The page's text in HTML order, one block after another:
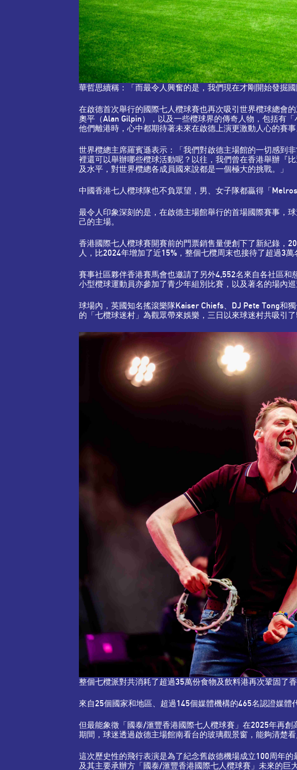
華哲思續稱：「而最令人興奮的是，我們現在才剛開始發掘
在啟德首次舉行的國際七人欖球賽也再次吸引世界欖球總會
奧平（Alan Gilpin），以及一些欖球界的傳奇人物，包括有
他們離港時，心中都期待著未來在啟德上演更激動人心的賽事
世界欖總主席羅賓遜表示：「我們對啟德主場館的一切感到
裡還可以舉辦哪些欖球活動呢？以往，我們曾在香港舉辦『
及水平，對世界欖總各成員國來說都是一個極大的挑戰。」
中國香港七人欖球隊也不負眾望，男、女子隊都贏得「
最令人印象深刻的是，在啟德主場館舉行的首場國際賽事，
己的主場。
香港國際七人欖球賽開賽前的門票銷售量便創下了新紀錄，
人，比2024年增加了近15%，整個七欖周末也接待了超過3萬
賽事社區夥伴香港賽馬會也邀請了另外4,552名來自各社區
小型欖球運動員亦參加了青少年組別比賽，以及著名的場內巡
球場內，英國知名搖滾樂隊Kaiser Chiefs、DJ Pete Tong和
的「七欖球迷村」為觀眾帶來娛樂，三日以來球迷村共吸引了
整個七欖派對共消耗了超過35萬份食物及飲料港再次鞏固了
來自25個國家和地區、超過145個媒體機構的465名認證媒體
但最能象徵「國泰/滙豐香港國際七人欖球賽」在2025年再
期間，球迷透過啟德主場館南看台的玻璃觀景窗，能夠清楚看
這次歷史性的飛行表演是為了紀念舊啟德機場成立100周年
及其主要承辦方「國泰/滙豐香港國際七人欖球賽」未來的巨大